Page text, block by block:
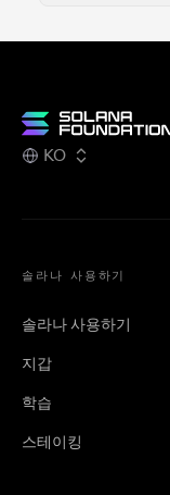
KO
솔라나 사용하기
솔라나 사용하기
지갑
학습
스테이킹